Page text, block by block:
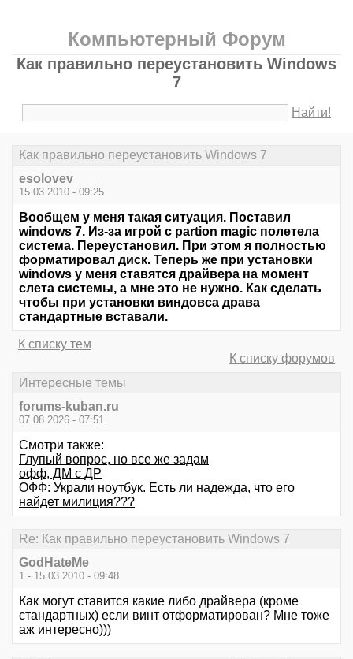
Компьютерный Форум
Как правильно переустановить Windows
7
Найти!
Как правильно переустановить Windows 7
esolovev
15.03.2010 - 09:25
Вообщем у меня такая ситуация. Поставил
windows 7. Из-за игрой с partion magic полетела
система. Переустановил. При этом я полностью
форматировал диск. Теперь же при установки
windows у меня ставятся драйвера на момент
слета системы, а мне это не нужно. Как сделать
чтобы при установки виндовса драва
стандартные вставали.
К списку тем
К списку форумов
Интересные темы
forums-kuban.ru
07.08.2026 - 07:51
Смотри также:
Глупый вопрос, но все же задам
офф, ДМ с ДР
ОФФ: Украли ноутбук. Есть ли надежда, что его
найдет милиция???
Re: Как правильно переустановить Windows 7
GodHateMe
1 - 15.03.2010 - 09:48
Как могут ставится какие либо драйвера (кроме
стандартных) если винт отформатирован? Мне тоже
аж интересно)))